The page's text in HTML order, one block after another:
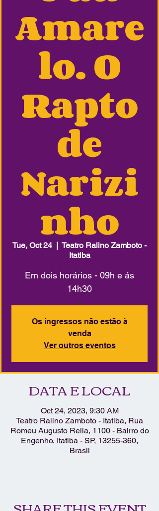
Amare
lo. O
Rapto
de
Narizi
nho
Tue, Oct 24
  |
Teatro Ralino Zamboto -
Itatiba
Em dois horários - 09h e ás
14h30
Os ingressos não estão à
venda
Ver outros eventos
DATA E LOCAL
Oct 24, 2023, 9:30 AM
Teatro Ralino Zamboto - Itatiba, Rua
Romeu Augusto Rella, 1100 - Bairro do
Engenho, Itatiba - SP, 13255-360,
Brasil